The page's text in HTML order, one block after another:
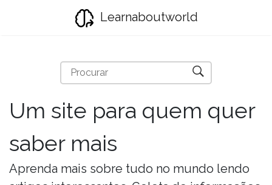
Learnaboutworld
Um site para quem quer
saber mais
Aprenda mais sobre tudo no mundo lendo